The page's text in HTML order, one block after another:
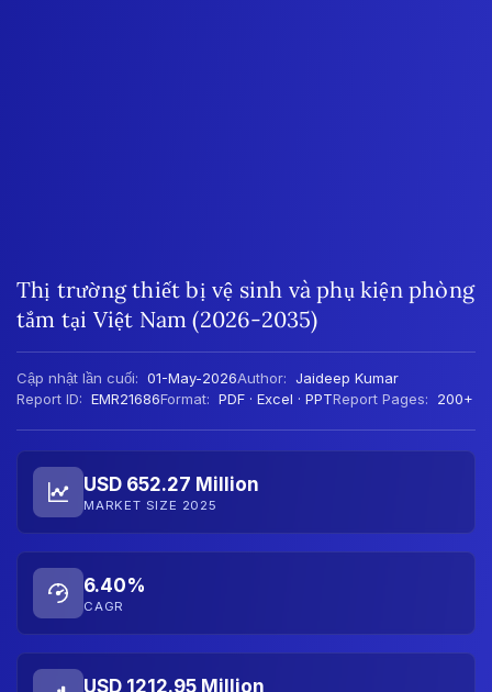
Thị trường thiết bị vệ sinh và phụ kiện phòng
tắm tại Việt Nam (2026-2035)
Cập nhật lần cuối: 01-May-2026Author: Jaideep Kumar
Report ID: EMR21686Format: PDF · Excel · PPTReport Pages: 200+
USD 652.27 Million
MARKET SIZE 2025
6.40%
CAGR
USD 1212.95 Million